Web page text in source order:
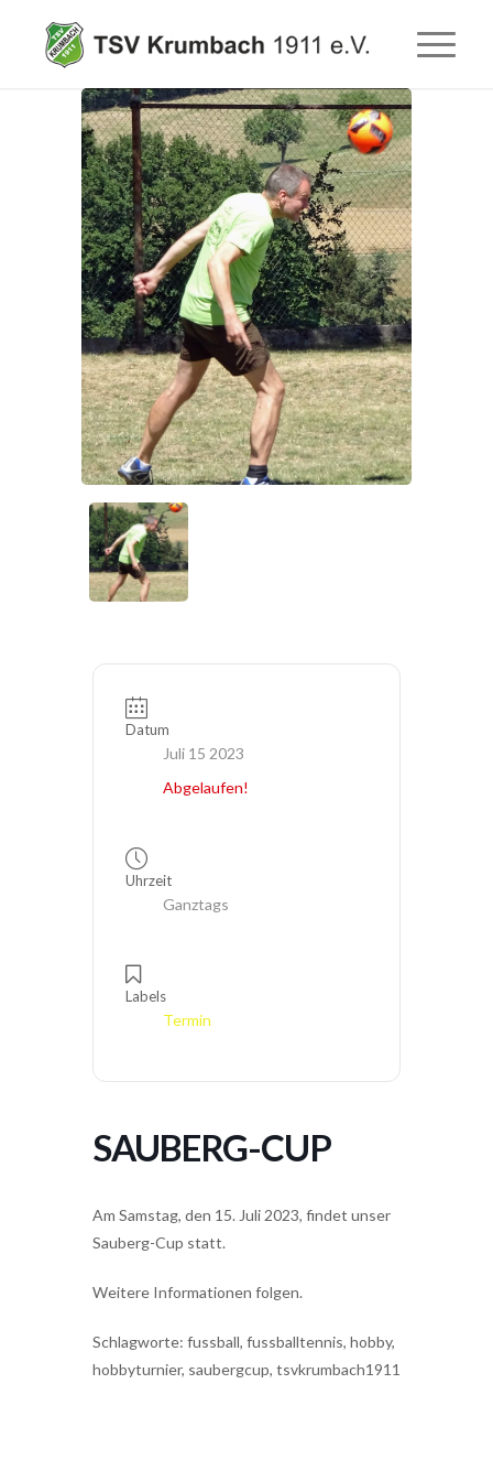
Datum
Juli 15 2023
Abgelaufen!
Uhrzeit
Ganztags
Labels
Termin
SAUBERG-CUP
Am Samstag, den 15. Juli 2023, findet unser
Sauberg-Cup statt.
Weitere Informationen folgen.
Schlagworte: fussball, fussballtennis, hobby,
hobbyturnier, saubergcup, tsvkrumbach1911